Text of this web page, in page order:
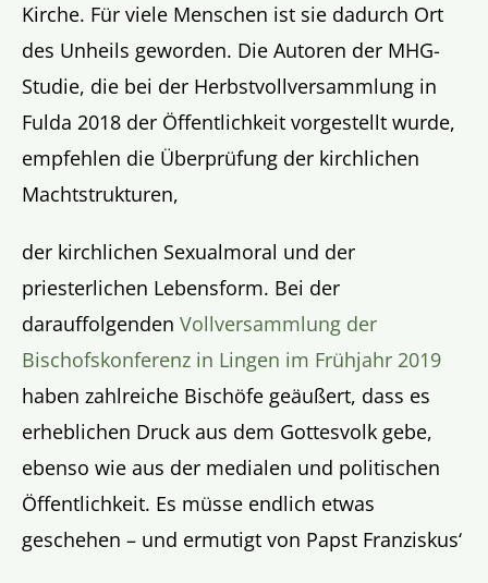
Kirche. Für viele Menschen ist sie dadurch Ort
des Unheils geworden. Die Autoren der MHG-
Studie, die bei der Herbstvollversammlung in
Fulda 2018 der Öffentlichkeit vorgestellt wurde,
empfehlen die Überprüfung der kirchlichen
Machtstrukturen,
der kirchlichen Sexualmoral und der
priesterlichen Lebensform. Bei der
darauffolgenden Vollversammlung der
Bischofskonferenz in Lingen im Frühjahr 2019
haben zahlreiche Bischöfe geäußert, dass es
erheblichen Druck aus dem Gottesvolk gebe,
ebenso wie aus der medialen und politischen
Öffentlichkeit. Es müsse endlich etwas
geschehen – und ermutigt von Papst Franziskus‘